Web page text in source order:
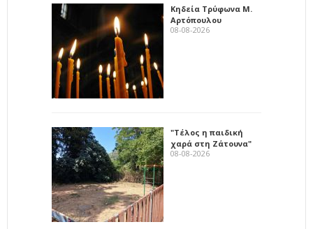
Κηδεία Τρύφωνα Μ.
Αρτόπουλου
08-08-2026
"Τέλος η παιδική
χαρά στη Ζάτουνα"
08-08-2026